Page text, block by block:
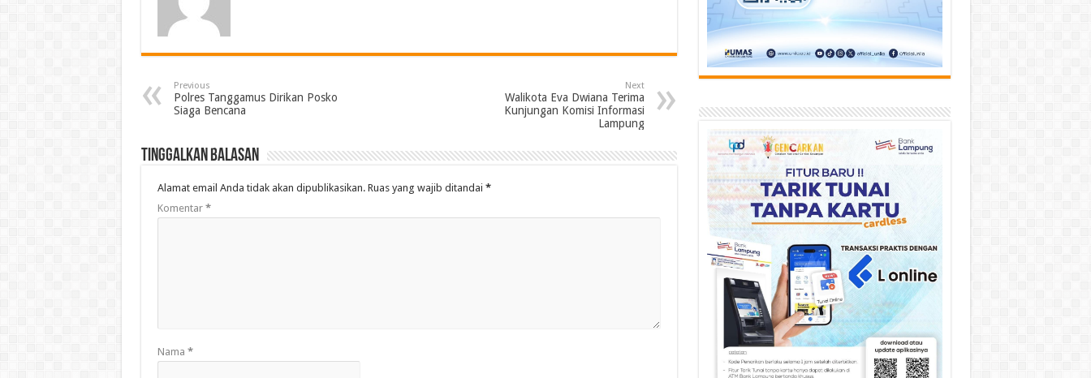
Previous
Polres Tanggamus Dirikan Posko
Siaga Bencana
Next
Walikota Eva Dwiana Terima
Kunjungan Komisi Informasi
Lampung
Tinggalkan Balasan
Alamat email Anda tidak akan dipublikasikan. Ruas yang wajib ditandai *
Komentar *
Nama *